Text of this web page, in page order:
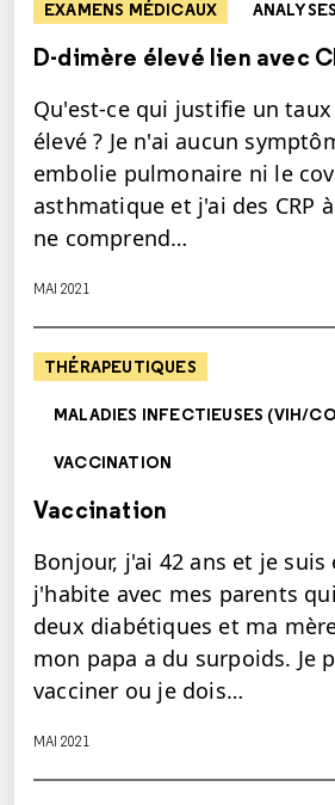
EXAMENS MÉDICAUX
D-dimère élevé lien avec
Qu'est-ce qui justifie un
élevé ? Je n'ai aucun
embolie pulmonaire ni le
asthmatique et j'ai des CRP
ne comprend…
MAI 2021
THÉRAPEUTIQUES
MALADIES INFECTIEUSES (VIH/
VACCINATION
Vaccination
Bonjour, j'ai 42 ans et je suis
j'habite avec mes parents
deux diabétiques et ma
mon papa a du surpoids. Je
vacciner ou je dois…
MAI 2021